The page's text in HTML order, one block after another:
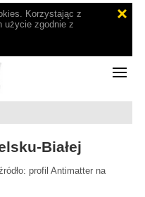
Korzystając z
użycie zgodnie z
Białej
profil Antimatter na